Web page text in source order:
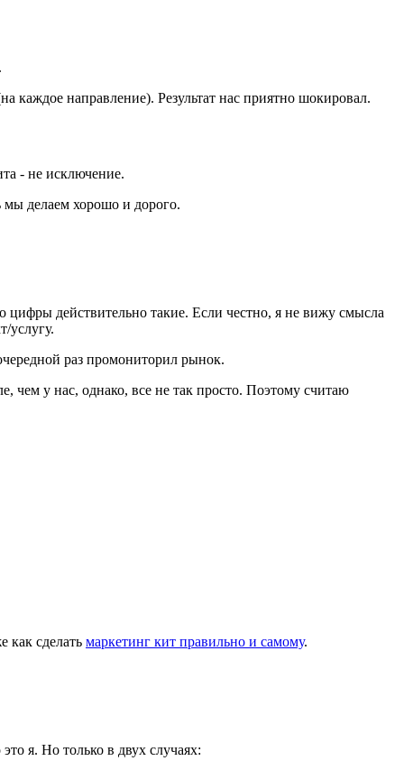
каждое направление). Результат нас приятно шокировал.
- не исключение.
мы делаем хорошо и дорого.
цифры действительно такие. Если честно, я не вижу смысла
услугу.
раз промониторил рынок.
чем у нас, однако, все не так просто. Поэтому считаю
как сделать маркетинг кит правильно и самому.
я. Но только в двух случаях: